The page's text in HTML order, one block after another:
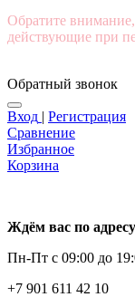
Обратите
действующие при
Обратный звонок
Вход | Регистрация
Сравнение
Избранное
Корзина
Ждём вас по
Пн-Пт с 09:00 до
+7 901 611 42 10